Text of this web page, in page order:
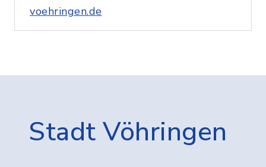
voehringen.de
Stadt Vöhringen